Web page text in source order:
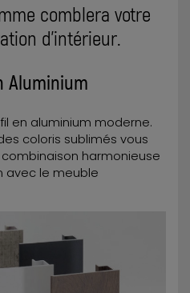
comblera votre
d'intérieur.
Aluminium
en aluminium moderne.
coloris sublimés vous
harmonieuse
avec le meuble